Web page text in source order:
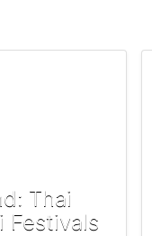
Thai
Festivals